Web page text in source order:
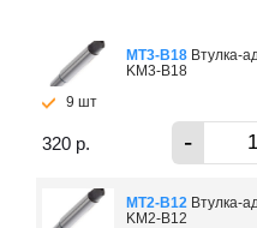
MT3-В18 Втулка-
KM3-В18
9 шт
320 р. -
МТ2-В12 Втулка-
KM2-В12